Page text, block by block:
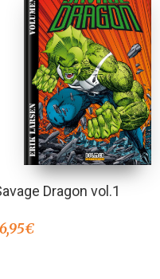
Dragon vol.1
€